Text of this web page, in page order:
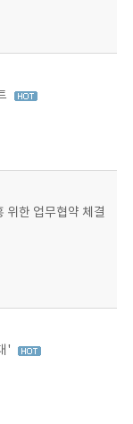
위한 업무협약 체결
'